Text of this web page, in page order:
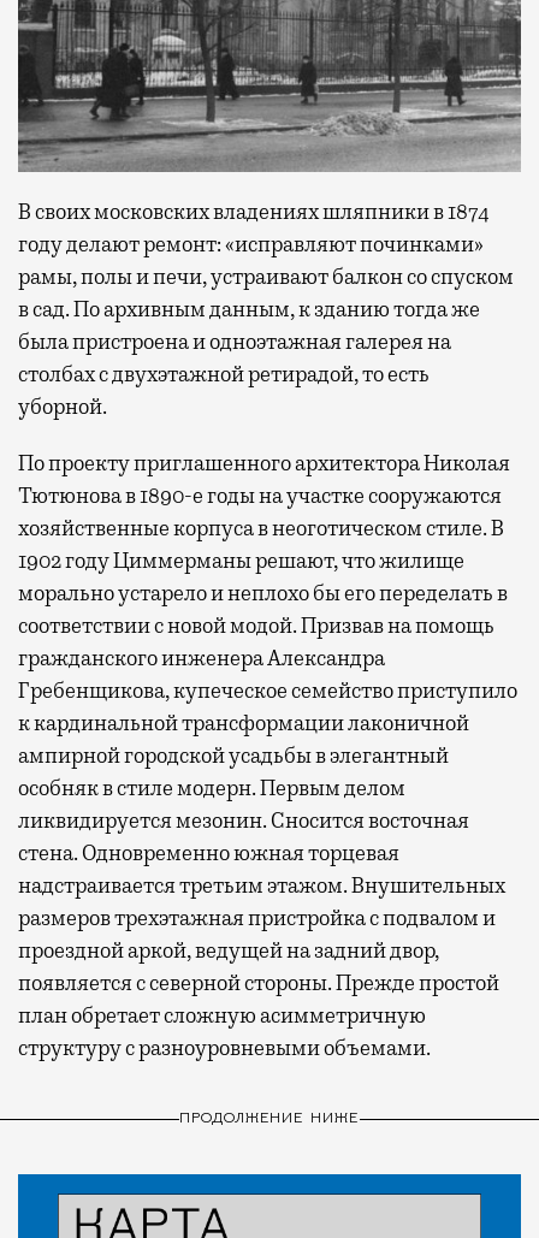
В своих московских владениях шляпники в 1874
году делают ремонт: «исправляют починками»
рамы, полы и печи, устраивают балкон со спуском
в сад. По архивным данным, к зданию тогда же
была пристроена и одноэтажная галерея на
столбах с двухэтажной ретирадой, то есть
уборной.
По проекту приглашенного архитектора Николая
Тютюнова в 1890-е годы на участке сооружаются
хозяйственные корпуса в неоготическом стиле. В
1902 году Циммерманы решают, что жилище
морально устарело и неплохо бы его переделать в
соответствии с новой модой. Призвав на помощь
гражданского инженера Александра
Гребенщикова, купеческое семейство приступило
к кардинальной трансформации лаконичной
ампирной городской усадьбы в элегантный
особняк в стиле модерн. Первым делом
ликвидируется мезонин. Сносится восточная
стена. Одновременно южная торцевая
надстраивается третьим этажом. Внушительных
размеров трехэтажная пристройка с подвалом и
проездной аркой, ведущей на задний двор,
появляется с северной стороны. Прежде простой
план обретает сложную асимметричную
структуру с разноуровневыми объемами.
ПРОДОЛЖЕНИЕ НИЖЕ